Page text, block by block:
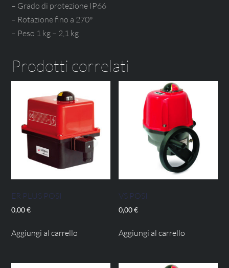
– Grado di protezione IP66
– Rotazione fino a 270°
– Peso 1 kg – 2,1 kg
Prodotti correlati
ER PLUS POSI
0,00€
Aggiungi al carrello
VS POSI
0,00€
Aggiungi al carrello